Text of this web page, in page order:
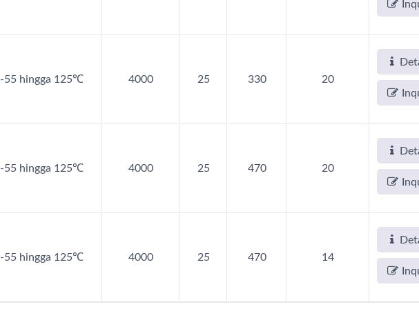
-55 hingga 125℃ 4000 25 330 20
-55 hingga 125℃ 4000 25 470 20
-55 hingga 125℃ 4000 25 470 14